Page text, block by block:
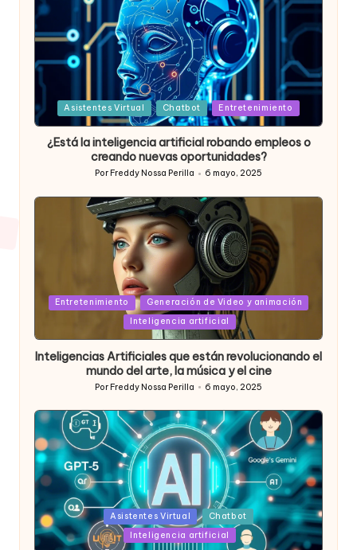
Posted
in
Asistentes Virtual Chatbot Entretenimiento
¿Está la inteligencia artificial robando empleos o
creando nuevas oportunidades?
Publicado
Por Freddy Nossa Perilla 6 mayo, 2025
Posted
Entretenimiento
Generación de Video y animación
Inteligencia artificial
Inteligencias Artificiales que están revolucionando el
mundo del arte, la música y el cine
Publicado
Por Freddy Nossa Perilla 6 mayo, 2025
Posted
in
Asistentes Virtual
Chatbot
Inteligencia artificial